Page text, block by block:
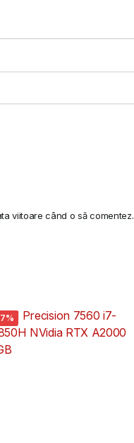
viitoare când o să comentez.